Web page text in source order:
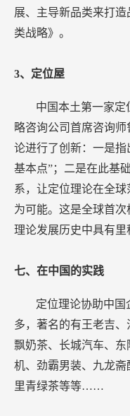
展、主导新品类来打
类战略》。
3、定位屋
中国本土第一家
略咨询公司首席咨询
论进行了创新：一是
基本点”；二是在此基
系，让定位理论在全
为可能。这是全球首
理论发展历史中具有里
七、在中国的实践
定位理论协助中
多，著名的有王老吉
飘奶茶、长城汽车、
机、劲霸男装、九龙
里青绿茶等等……